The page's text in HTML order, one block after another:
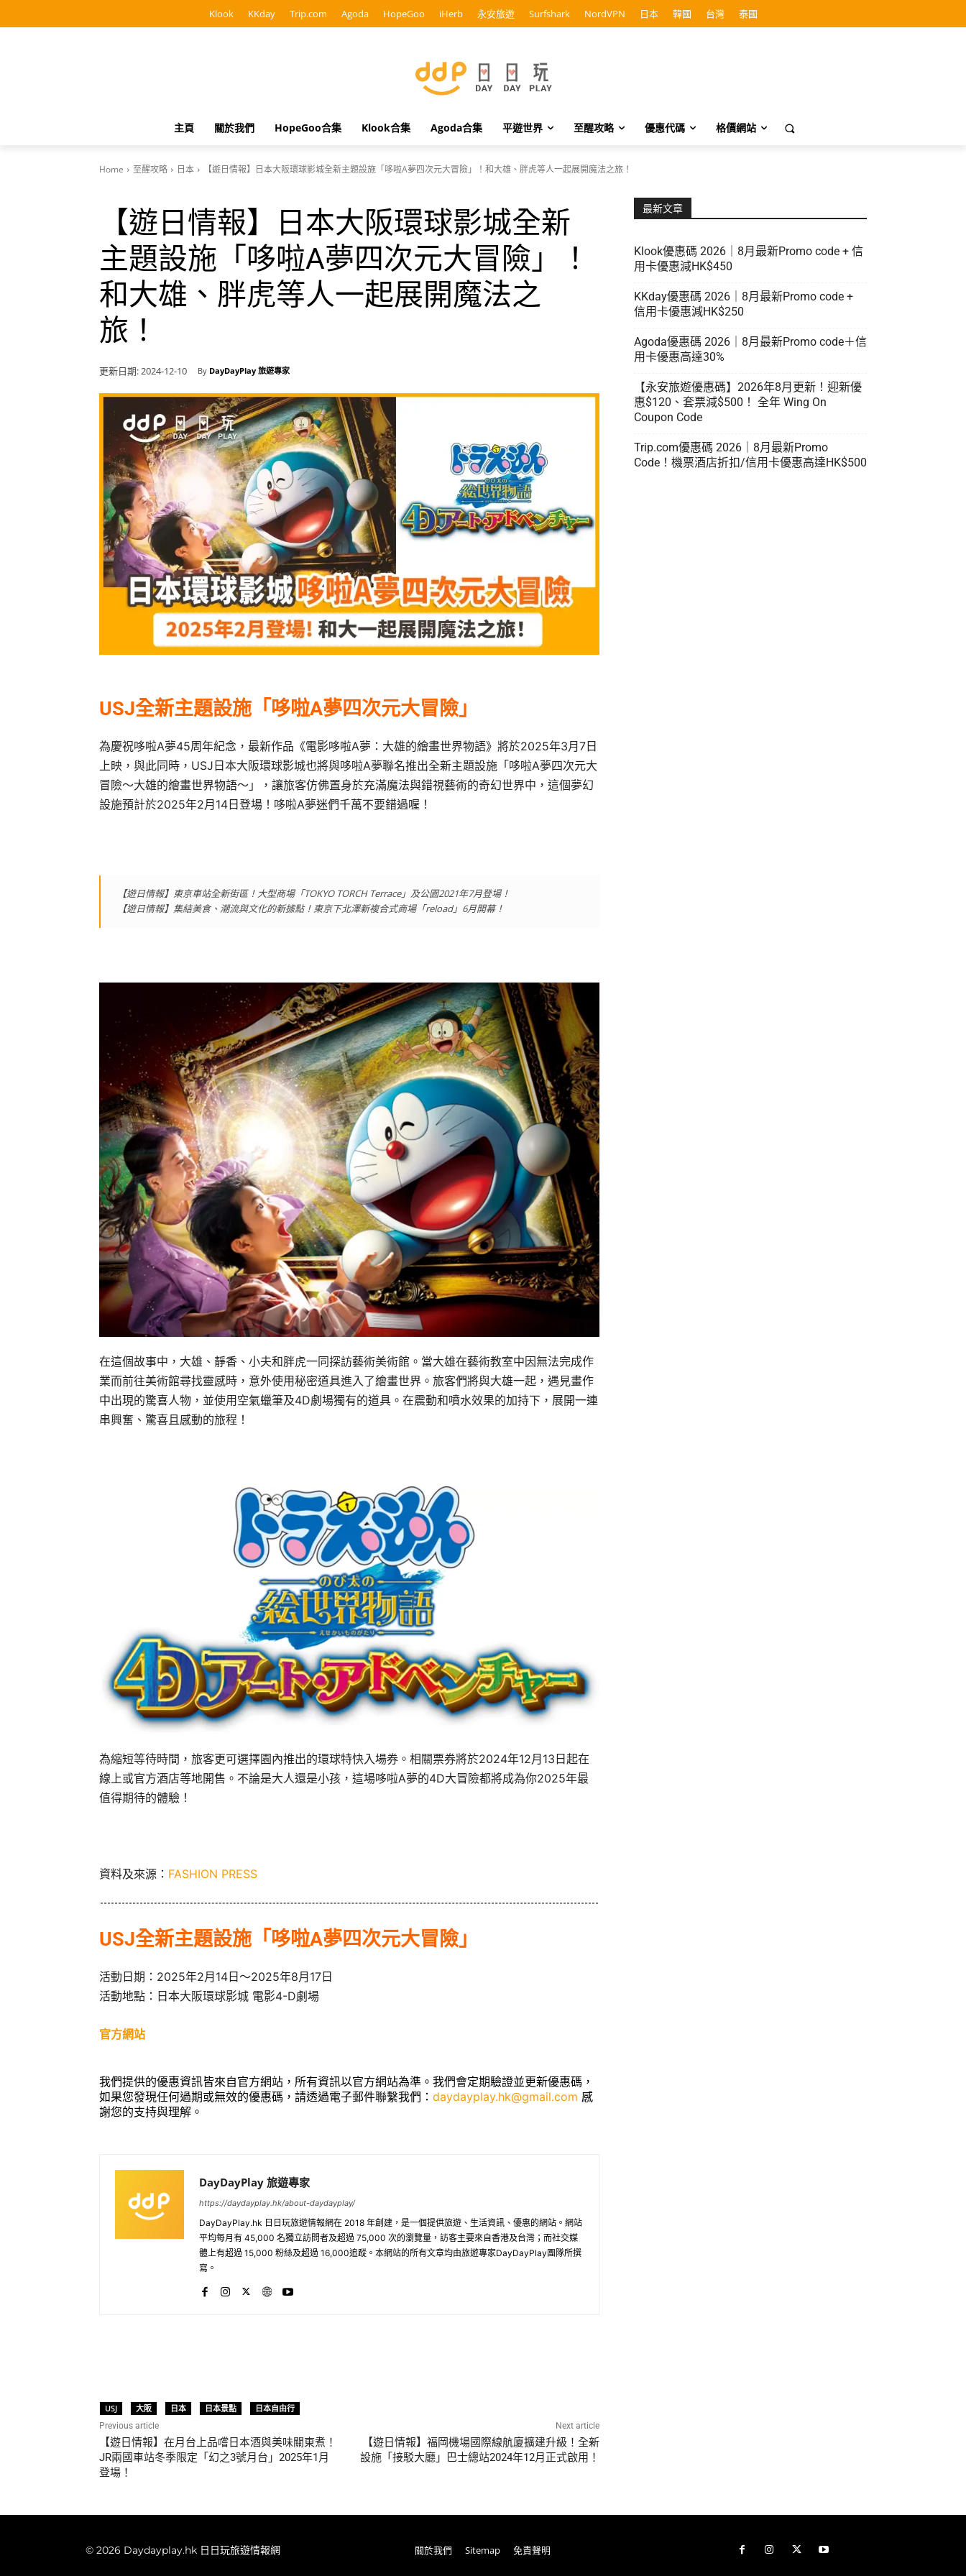
Klook KKday Trip.com Agoda HopeGoo iHerb 永安旅遊 Surfshark NordVPN 日本 韓國 台灣 泰國
主頁 關於我們 HopeGoo合集 Klook合集 Agoda合集 平遊世界 至醒攻略 優惠代碼 格價網站
Home 至醒攻略 日本 【遊日情報】日本大阪環球影城全新主題設施「哆啦A夢四次元大冒險」！和大雄、胖虎等人一起展開魔法之旅！
【遊日情報】日本大阪環球影城全新
主題設施「哆啦A夢四次元大冒險」！
和大雄、胖虎等人一起展開魔法之
旅！
更新日期:2024-12-10 By DayDayPlay 旅遊專家
USJ全新主題設施「哆啦A夢四次元大冒險」
為慶祝哆啦A夢45周年紀念，最新作品《電影哆啦A夢：大雄的繪畫世界物語》將於2025年3月7日
上映，與此同時，USJ日本大阪環球影城也將與哆啦A夢聯名推出全新主題設施「哆啦A夢四次元大
冒險～大雄的繪畫世界物語～」，讓旅客仿佛置身於充滿魔法與錯視藝術的奇幻世界中，這個夢幻
設施預計於2025年2月14日登場！哆啦A夢迷們千萬不要錯過喔！
【遊日情報】東京車站全新街區！大型商場「TOKYO TORCH Terrace」及公園2021年7月登場！
【遊日情報】集結美食、潮流與文化的新據點！東京下北澤新複合式商場「reload」6月開幕！
在這個故事中，大雄、靜香、小夫和胖虎一同探訪藝術美術館。當大雄在藝術教室中因無法完成作
業而前往美術館尋找靈感時，意外使用秘密道具進入了繪畫世界。旅客們將與大雄一起，遇見畫作
中出現的驚喜人物，並使用空氣蠟筆及4D劇場獨有的道具。在震動和噴水效果的加持下，展開一連
串興奮、驚喜且感動的旅程！
為縮短等待時間，旅客更可選擇園內推出的環球特快入場券。相關票券將於2024年12月13日起在
線上或官方酒店等地開售。不論是大人還是小孩，這場哆啦A夢的4D大冒險都將成為你2025年最
值得期待的體驗！
資料及來源： FASHION PRESS
USJ全新主題設施「哆啦A夢四次元大冒險」
活動日期：2025年2月14日～2025年8月17日
活動地點：日本大阪環球影城 電影4-D劇場
官方網站
我們提供的優惠資訊皆來自官方網站，所有資訊以官方網站為準。我們會定期驗證並更新優惠碼，
如果您發現任何過期或無效的優惠碼，請透過電子郵件聯繫我們： daydayplay.hk@gmail.com 感
謝您的支持與理解。
DayDayPlay 旅遊專家
https://daydayplay.hk/about-daydayplay/
DayDayPlay.hk 日日玩旅遊情報網在 2018 年創建，是一個提供旅遊、生活資訊、優惠的網站。網站
平均每月有 45,000 名獨立訪問者及超過 75,000 次的瀏覽量，訪客主要來自香港及台灣；而社交媒
體上有超過 15,000 粉絲及超過 16,000追蹤。本網站的所有文章均由旅遊專家DayDayPlay團隊所撰
寫。
USJ 大阪 日本 日本景點 日本自由行
Previous article
【遊日情報】在月台上品嚐日本酒與美味關東煮！
JR兩國車站冬季限定「幻之3號月台」2025年1月
登場！
Next article
【遊日情報】福岡機場國際線航廈擴建升級！全新
設施「接駁大廳」巴士總站2024年12月正式啟用！
最新文章
Klook優惠碼 2026｜8月最新Promo code + 信
用卡優惠減HK$450
KKday優惠碼 2026｜8月最新Promo code +
信用卡優惠減HK$250
Agoda優惠碼 2026｜8月最新Promo code＋信
用卡優惠高達30%
【永安旅遊優惠碼】2026年8月更新！迎新優
惠$120、套票減$500！ 全年 Wing On
Coupon Code
Trip.com優惠碼 2026｜8月最新Promo
Code！機票酒店折扣/信用卡優惠高達HK$500
© 2026 Daydayplay.hk 日日玩旅遊情報網 關於我們 Sitemap 免責聲明